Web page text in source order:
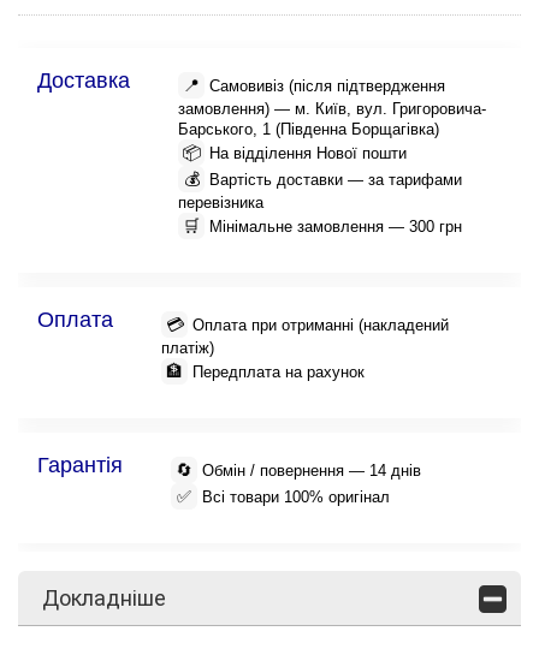
Доставка 📍 Самовивіз (після підтвердження
замовлення) — м. Київ, вул. Григоровича-
Барського, 1 (Південна Борщагівка)
📦 На відділення Нової пошти
💰
Вартість доставки — за тарифами
перевізника
🛒 Мінімальне замовлення — 300 грн
Оплата 💳 Оплата при отриманні (накладений
платіж)
🏦 Передплата на рахунок
Гарантія 🔄 Обмін / повернення — 14 днів
✅ Всі товари 100% оригінал
Докладніше